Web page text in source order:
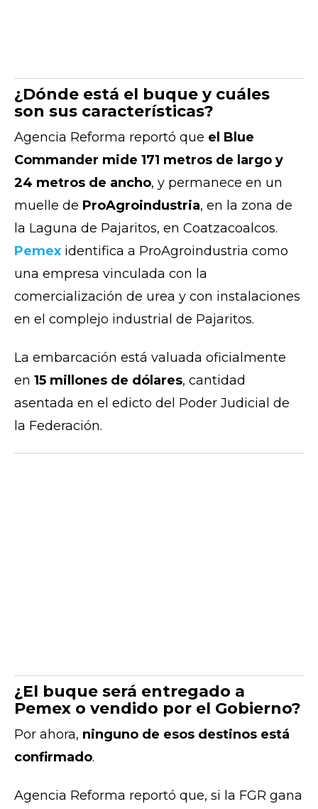
¿Dónde está el buque y cuáles
son sus características?
Agencia Reforma reportó que el Blue
Commander mide 171 metros de largo y
24 metros de ancho, y permanece en un
muelle de ProAgroindustria, en la zona de
la Laguna de Pajaritos, en Coatzacoalcos.
Pemex identifica a ProAgroindustria como
una empresa vinculada con la
comercialización de urea y con instalaciones
en el complejo industrial de Pajaritos.
La embarcación está valuada oficialmente
en 15 millones de dólares, cantidad
asentada en el edicto del Poder Judicial de
la Federación.
¿El buque será entregado a
Pemex o vendido por el Gobierno?
Por ahora, ninguno de esos destinos está
confirmado.
Agencia Reforma reportó que, si la FGR gana